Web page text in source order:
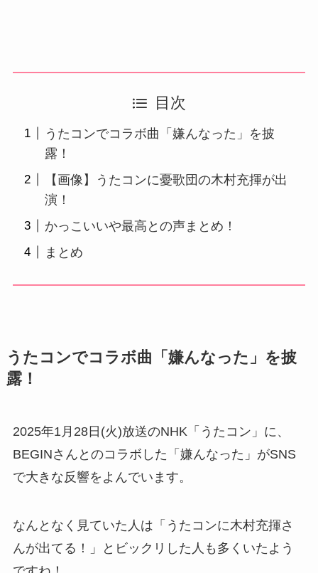
目次
うたコンでコラボ曲「嫌んなった」を披
露！
【画像】うたコンに憂歌団の木村充揮が出
演！
かっこいいや最高との声まとめ！
まとめ
うたコンでコラボ曲「嫌んなった」を披
露！
2025年1月28日(火)放送のNHK「うたコン」に、
BEGINさんとのコラボした「嫌んなった」がSNS
で大きな反響をよんでいます。
なんとなく見ていた人は「うたコンに木村充揮さ
んが出てる！」とビックリした人も多くいたよう